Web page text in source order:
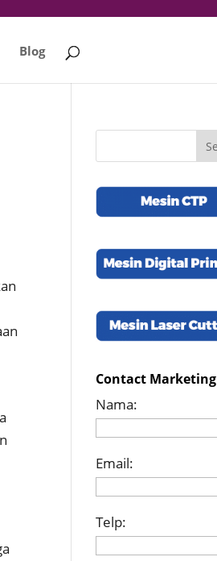
Blog
Contact Marketing
Nama:
Email:
Telp: